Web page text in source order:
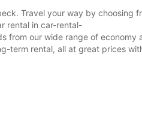
Travel your way by choosing
rental in car-rental-
from our wide range of economy
term rental, all at great prices